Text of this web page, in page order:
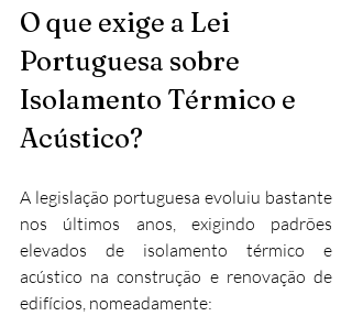
O que exige a Lei
Portuguesa sobre
Isolamento Térmico e
Acústico?
A legislação portuguesa evoluiu bastante
nos últimos anos, exigindo padrões
elevados de isolamento térmico e
acústico na construção e renovação de
edifícios, nomeadamente: